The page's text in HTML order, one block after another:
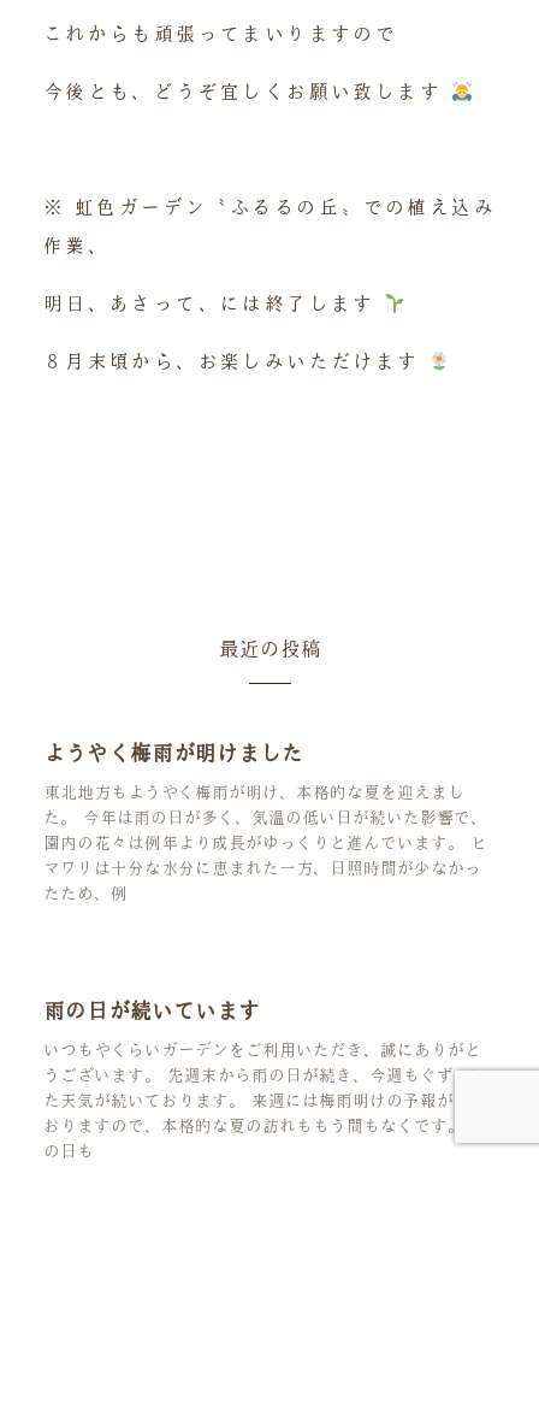
これからも頑張ってまいりますので
今後とも、どうぞ宜しくお願い致します
※ 虹色ガーデン〝ふるるの丘〟での植え込み
作業、
明日、あさって、には終了します
８月末頃から、お楽しみいただけます
最近の投稿
ようやく梅雨が明けました
東北地方もようやく梅雨が明け、本格的な夏を迎えまし
た。 今年は雨の日が多く、気温の低い日が続いた影響で、
園内の花々は例年より成長がゆっくりと進んでいます。 ヒ
マワリは十分な水分に恵まれた一方、日照時間が少なかっ
たため、例
雨の日が続いています
いつもやくらいガーデンをご利用いただき、誠にありがと
うございます。 先週末から雨の日が続き、今週もぐずつい
た天気が続いております。 来週には梅雨明けの予報が出て
おりますので、本格的な夏の訪れももう間もなくです。 雨
の日も